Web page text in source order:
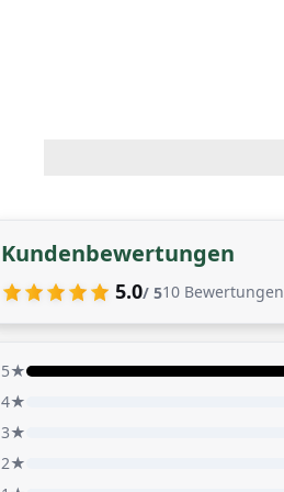
Kundenbewertungen
5.0/ 510 Bewertungen
5★
4★
3★
2★